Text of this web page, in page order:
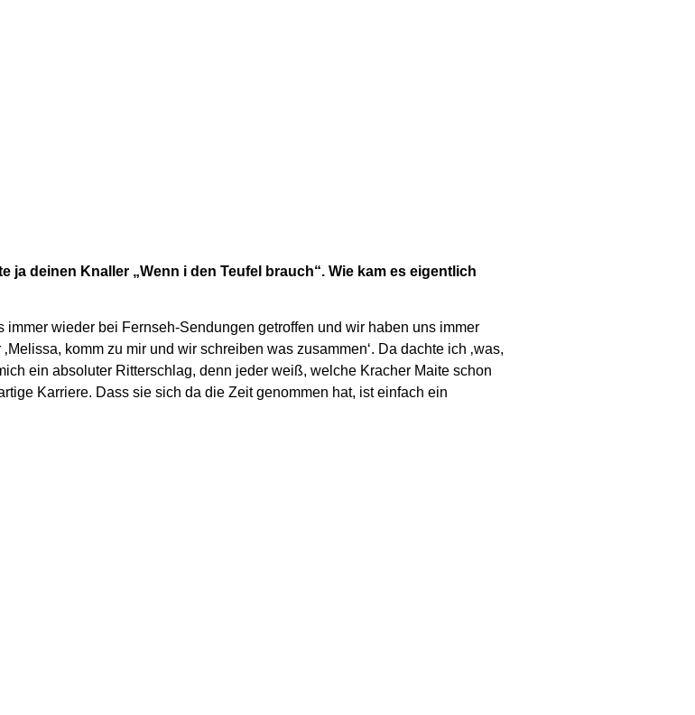
ja deinen Knaller „Wenn i den Teufel brauch“. Wie kam es eigentlich
immer wieder bei Fernseh-Sendungen getroffen und wir haben uns immer
komm zu mir und wir schreiben was zusammen‘. Da dachte ich ‚was,
ein absoluter Ritterschlag, denn jeder weiß, welche Kracher Maite schon
Karriere. Dass sie sich da die Zeit genommen hat, ist einfach ein